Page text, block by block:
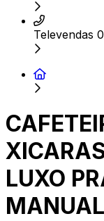
Televendas
LUXO